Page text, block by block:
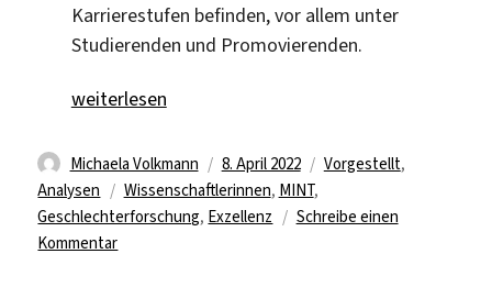
Karrierestufen befinden, vor allem unter
Studierenden und Promovierenden.
„Leaky Pipeline im Exzellenzcluster MATH+?“
weiterlesen
Autor
Michaela Volkmann
Veröffentlicht
am
8. April 2022 Kategorien
Vorgestellt,
Analysen
Schlagwörter
Wissenschaftlerinnen, MINT,
Geschlechterforschung, Exzellenz
Schreibe einen
Kommentarzu